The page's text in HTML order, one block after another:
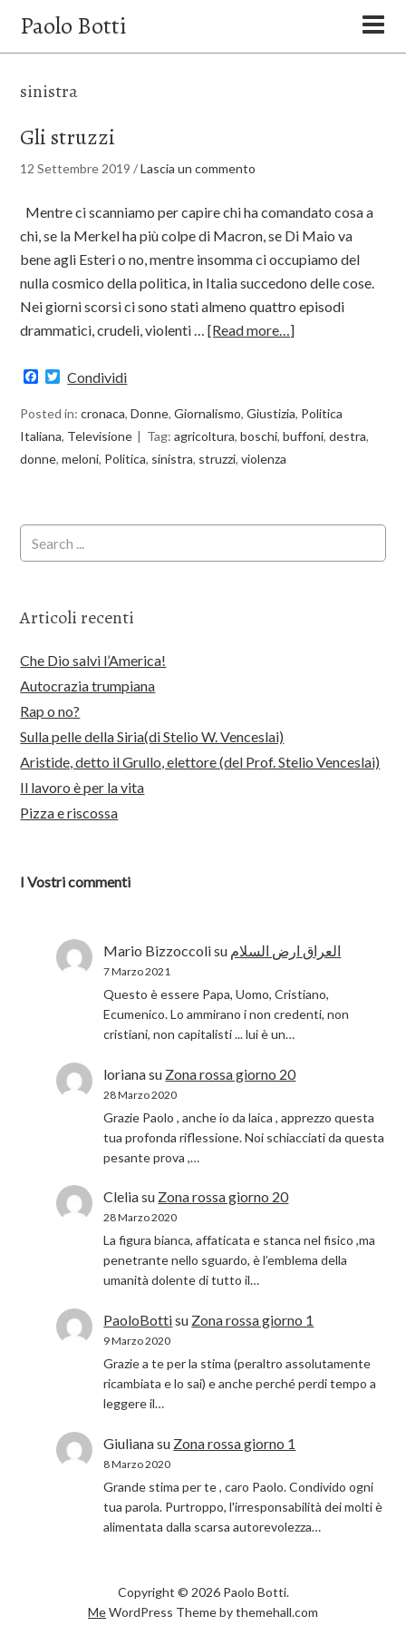
Paolo Botti
sinistra
Gli struzzi
12 Settembre 2019 /Lascia un commento
Mentre ci scanniamo per capire chi ha comandato cosa a
chi, se la Merkel ha più colpe di Macron, se Di Maio va
bene agli Esteri o no, mentre insomma ci occupiamo del
nulla cosmico della politica, in Italia succedono delle cose.
Nei giorni scorsi ci sono stati almeno quattro episodi
drammatici, crudeli, violenti …[Read more…]
Facebook
Twitter
Condividi
Posted in:cronaca,Donne,Giornalismo,Giustizia, Politica
Italiana, Televisione Tag:agricoltura,boschi,buffoni,destra,
donne,meloni, Politica, sinistra, struzzi,violenza
Articoli recenti
Che Dio salvi l’America!
Autocrazia trumpiana
Rap o no?
Sulla pelle della Siria(di Stelio W. Venceslai)
Aristide, detto il Grullo, elettore (del Prof. Stelio Venceslai)
Il lavoro è per la vita
Pizza e riscossa
I Vostri commenti
Mario Bizzoccolisu العراق ارض السلام
7 Marzo 2021
Questo è essere Papa, Uomo, Cristiano,
Ecumenico. Lo ammirano i non credenti, non
cristiani, non capitalisti ... lui è un…
lorianasu Zona rossa giorno 20
28 Marzo 2020
Grazie Paolo , anche io da laica , apprezzo questa
tua profonda riflessione. Noi schiacciati da questa
pesante prova ,…
Cleliasu Zona rossa giorno 20
28 Marzo 2020
La figura bianca, affaticata e stanca nel fisico ,ma
penetrante nello sguardo, è l’emblema della
umanità dolente di tutto il…
PaoloBottisu Zona rossa giorno 1
9 Marzo 2020
Grazie a te per la stima (peraltro assolutamente
ricambiata e lo sai) e anche perché perdi tempo a
leggere il…
Giulianasu Zona rossa giorno 1
8 Marzo 2020
Grande stima per te , caro Paolo. Condivido ogni
tua parola. Purtroppo, l'irresponsabilità dei molti è
alimentata dalla scarsa autorevolezza…
Copyright © 2026 Paolo Botti.
MeWordPress Theme by themehall.com